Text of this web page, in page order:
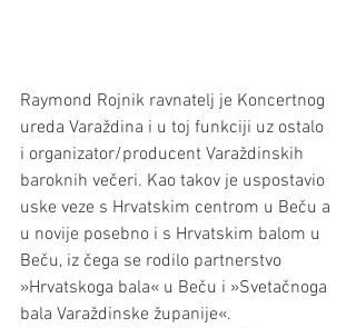
Raymond Rojnik ravnatelj je Koncertnog
ureda Varaždina i u toj funkciji uz ostalo
i organizator/producent Varaždinskih
baroknih večeri. Kao takov je uspostavio
uske veze s Hrvatskim centrom u Beču a
u novije posebno i s Hrvatskim balom u
Beču, iz čega se rodilo partnerstvo
»Hrvatskoga bala« u Beču i »Svetačnoga
bala Varaždinske županije«.